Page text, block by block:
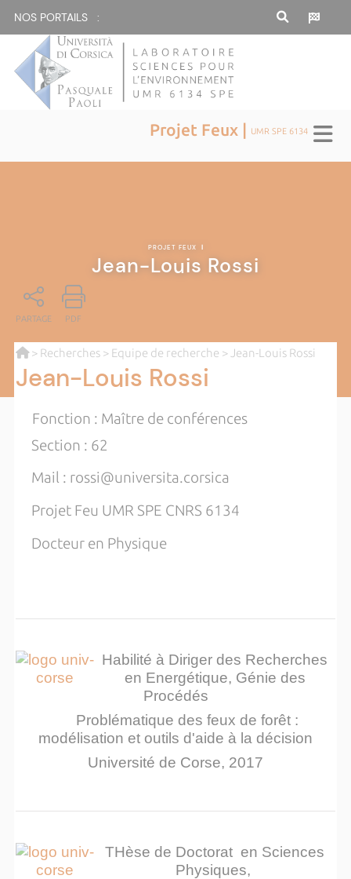
NOS PORTAILS :
Projet Feux | UMR SPE 6134
PROJET FEUX |
Jean-Louis Rossi
PARTAGE PDF
> Recherches> Equipe de recherche > Jean-Louis Rossi
Jean-Louis Rossi
Fonction : Maître de conférences
Section : 62
Mail : rossi@universita.corsica
Projet Feu UMR SPE CNRS 6134
Docteur en Physique
Habilité à Diriger des Recherches
en Energétique, Génie des
Procédés
Problématique des feux de forêt :
modélisation et outils d'aide à la décision
Université de Corse, 2017
THèse de Doctorat en Sciences
Physiques,